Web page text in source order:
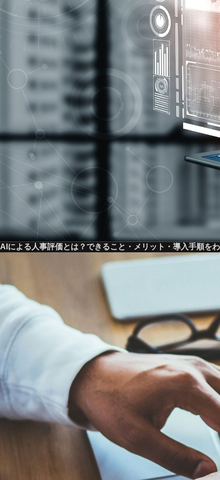
AIによる人事評価とは？できること・メリット・導入手順を